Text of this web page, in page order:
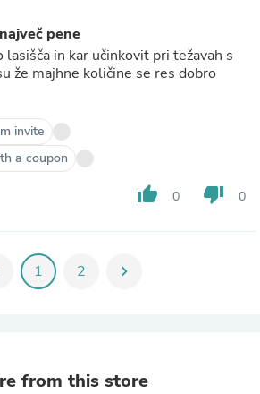
pene
lasišča in kar učinkovit pri težavah s
že majhne količine se res dobro
invite
a coupon
thumb_up 0 thumb_down 0
1 2 chevron_right
from this store